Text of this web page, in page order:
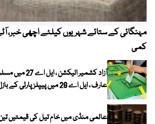
مہنگائی کے ستائے شہریوں کیلئے اچھی خبر،
کمی
آزاد کشمیر
عارف ، ایل اے 28 میں پیپلز پارٹی کے بازل نقوی کامیاب
عالمی منڈی میں خام تیل کی قیمتیں